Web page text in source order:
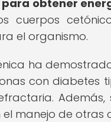
obtener
cuerpos
el organismo.
ha
con diabetes
el manejo de otras